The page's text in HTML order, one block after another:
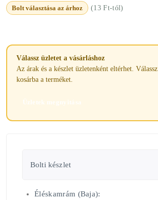
Bolt választása az árhoz (13 Ft-tól)
Válassz üzletet a vásárláshoz
Az árak és a készlet üzletenként eltérhet.
kosárba a terméket.
Üzletek megnyitása
Bolti készlet
Éléskamrám (Baja):